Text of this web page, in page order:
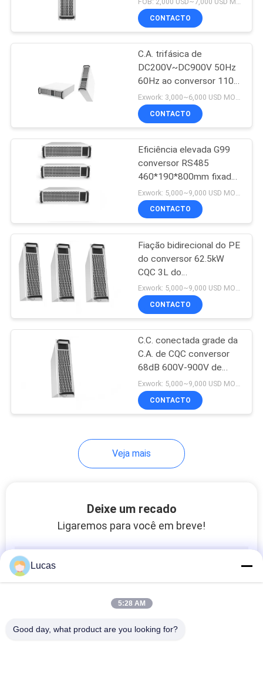
energia
de 60KW 100A
CONTACTO
C.A. trifásica de
DC200V~DC900V 50Hz
60Hz ao conversor 110A
da C.C.
CONTACTO
Eficiência elevada G99
conversor RS485
460*190*800mm fixados
na parede da C.C. da C.A.
de 70 quilowatts
CONTACTO
Fiação bidirecional do PE
do conversor 62.5kW
CQC 3L do
armazenamento de
energia
Exwork: 5,000~9,000 USD MOQ:1
CONTACTO
C.C. conectada grade da
C.A. de CQC conversor
68dB 600V-900V de
baixo nível de ruído de 70
quilowatts
Exwork: 5,000~9,000 USD MOQ:1
CONTACTO
Veja mais
Deixe um recado
Ligaremos para você em breve!
Lucas
5:28 AM
Good day, what product are you looking for?